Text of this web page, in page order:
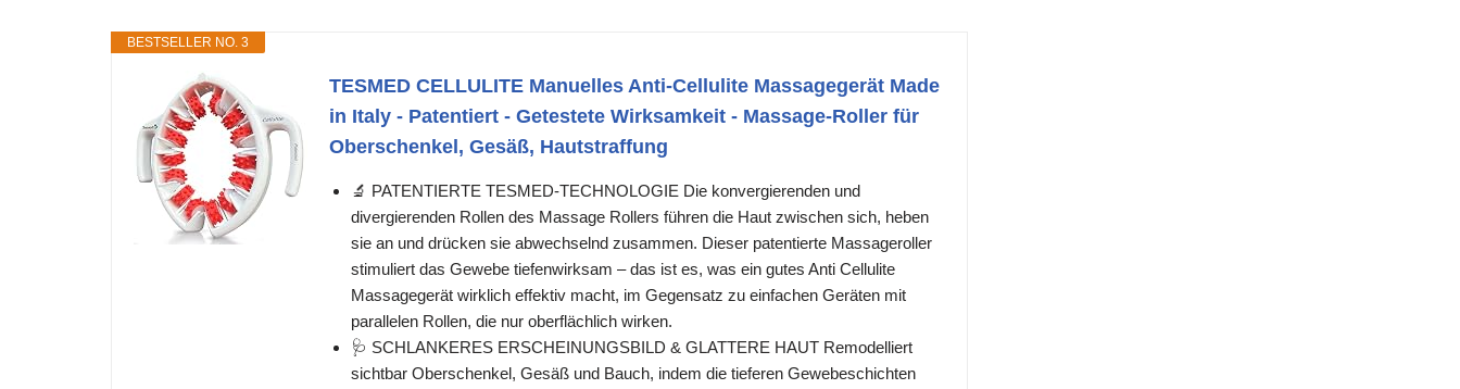
BESTSELLER NO. 3
TESMED CELLULITE Manuelles Anti-Cellulite Massagegerät Made
in Italy - Patentiert - Getestete Wirksamkeit - Massage-Roller für
Oberschenkel, Gesäß, Hautstraffung
🔬 PATENTIERTE TESMED-TECHNOLOGIE Die konvergierenden und
divergierenden Rollen des Massage Rollers führen die Haut zwischen sich, heben
sie an und drücken sie abwechselnd zusammen. Dieser patentierte Massageroller
stimuliert das Gewebe tiefenwirksam – das ist es, was ein gutes Anti Cellulite
Massagegerät wirklich effektiv macht, im Gegensatz zu einfachen Geräten mit
parallelen Rollen, die nur oberflächlich wirken.
🩺 SCHLANKERES ERSCHEINUNGSBILD & GLATTERE HAUT Remodelliert
sichtbar Oberschenkel, Gesäß und Bauch, indem die tieferen Gewebeschichten